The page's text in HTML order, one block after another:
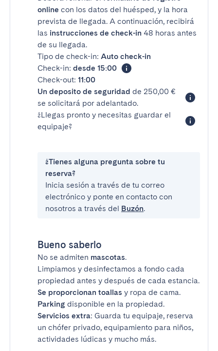
online con los datos del huésped, y la hora
prevista de llegada. A continuación, recibirá
las instrucciones de check-in 48 horas antes
de su llegada.
Tipo de check-in: Auto check-in
Check-in: desde 15:00
Check-out: 11:00
Un deposito de seguridad de 250,00 €
se solicitará por adelantado.
¿Llegas pronto y necesitas guardar el
equipaje?
¿Tienes alguna pregunta sobre tu
reserva?
Inicia sesión a través de tu correo
electrónico y ponte en contacto con
nosotros a través del Buzón.
Bueno saberlo
No se admiten mascotas.
Limpiamos y desinfectamos a fondo cada
propiedad antes y después de cada estancia.
Se proporcionan toallas y ropa de cama.
Parking disponible en la propiedad.
Servicios extra: Guarda tu equipaje, reserva
un chófer privado, equipamiento para niños,
actividades lúdicas y mucho más.